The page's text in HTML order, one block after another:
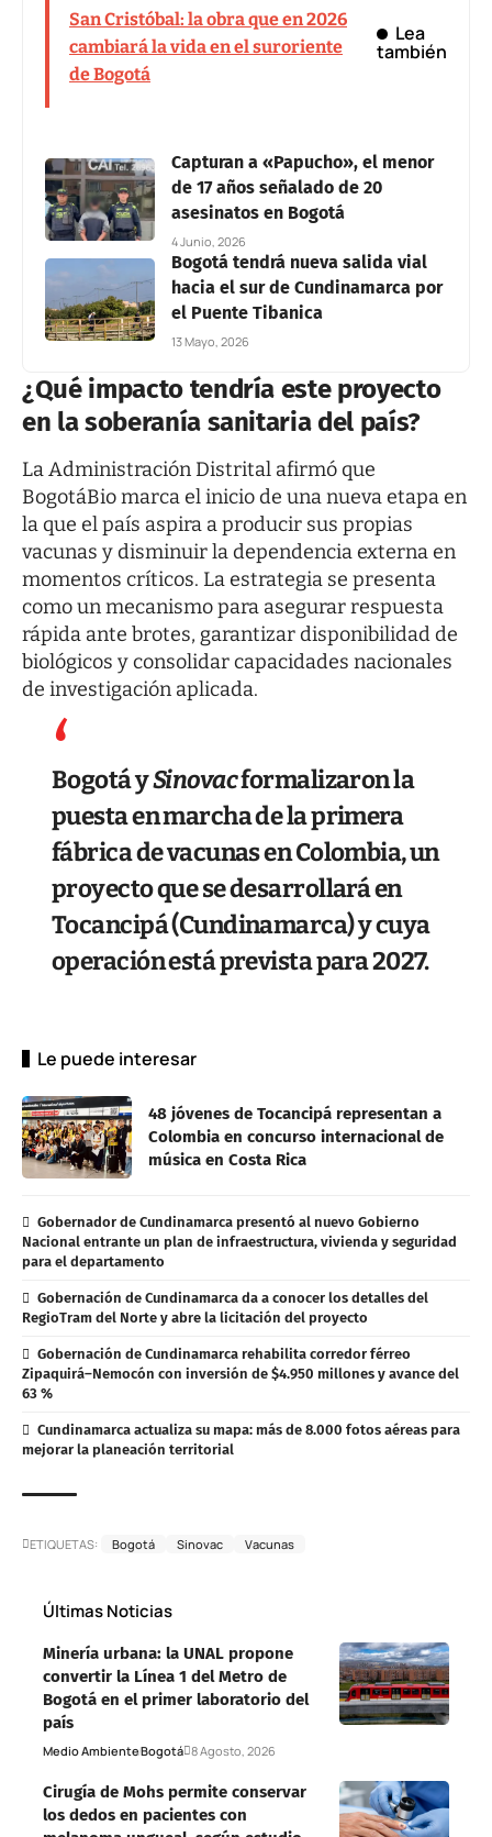
San Cristóbal: la obra que en 2026
cambiará la vida en el suroriente
de Bogotá
Lea
también
Capturan a «Papucho», el menor
de 17 años señalado de 20
asesinatos en Bogotá
4 Junio, 2026
Bogotá tendrá nueva salida vial
hacia el sur de Cundinamarca por
el Puente Tibanica
13 Mayo, 2026
¿Qué impacto tendría este proyecto
en la soberanía sanitaria del país?
La Administración Distrital afirmó que
BogotáBio marca el inicio de una nueva etapa en
la que el país aspira a producir sus propias
vacunas y disminuir la dependencia externa en
momentos críticos. La estrategia se presenta
como un mecanismo para asegurar respuesta
rápida ante brotes, garantizar disponibilidad de
biológicos y consolidar capacidades nacionales
de investigación aplicada.
Bogotá ySinovacformalizaron la
puesta en marcha de la primera
fábrica de vacunas en Colombia, un
proyecto que se desarrollará en
Tocancipá (Cundinamarca) y cuya
operación está prevista para 2027.
Le puede interesar
48 jóvenes de Tocancipá representan a
Colombia en concurso internacional de
música en Costa Rica
Gobernador de Cundinamarca presentó al nuevo Gobierno
Nacional entrante un plan de infraestructura, vivienda y seguridad
para el departamento
Gobernación de Cundinamarca da a conocer los detalles del
RegioTram del Norte y abre la licitación del proyecto
Gobernación de Cundinamarca rehabilita corredor férreo
Zipaquirá–Nemocón con inversión de $4.950 millones y avance del
63 %
Cundinamarca actualiza su mapa: más de 8.000 fotos aéreas para
mejorar la planeación territorial
ETIQUETAS: Bogotá Sinovac Vacunas
Últimas Noticias
Minería urbana: la UNAL propone
convertir la Línea 1 del Metro de
Bogotá en el primer laboratorio del
país
Medio AmbienteBogotá 8 Agosto, 2026
Cirugía de Mohs permite conservar
los dedos en pacientes con